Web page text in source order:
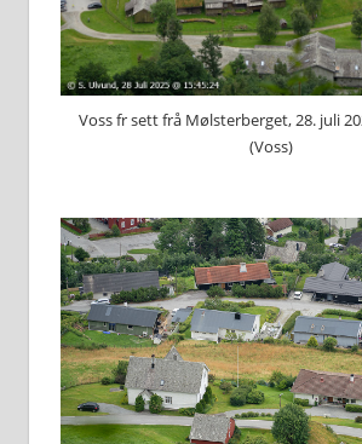
Voss fr sett frå Mølsterberget, 28. juli
(Voss)